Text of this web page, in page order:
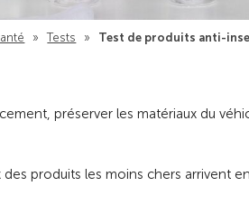
» Tests » Test de produits anti-
préserver les matériaux du
produits les moins chers arrivent